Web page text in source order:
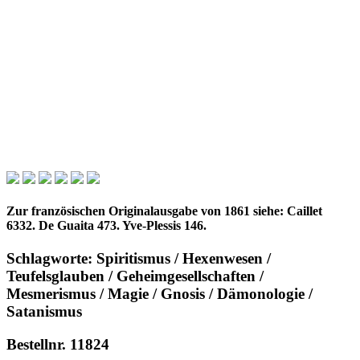
Zur französischen Originalausgabe von 1861 siehe: Caillet
6332. De Guaita 473. Yve-Plessis 146.
Schlagworte: Spiritismus / Hexenwesen /
Teufelsglauben / Geheimgesellschaften /
Mesmerismus / Magie / Gnosis / Dämonologie /
Satanismus
Bestellnr. 11824